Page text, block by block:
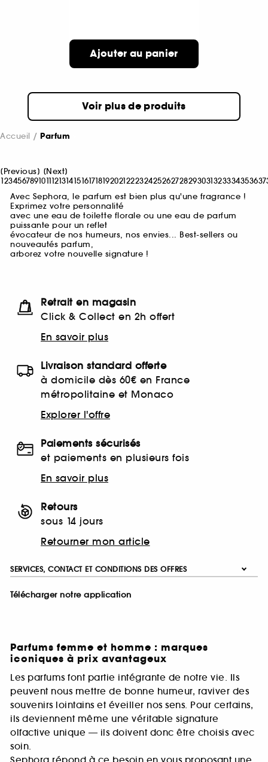
Ajouter au panier
Voir plus de produits
Accueil Parfum
[Previous] [Next]
12345678910111213141516171819202122232425262728293031323334353637
Avec Sephora, le parfum est bien plus qu'une fragrance !
Exprimez votre personnalité
avec une eau de toilette florale ou une eau de parfum
puissante pour un reflet
évocateur de nos humeurs, nos envies... Best-sellers ou
nouveautés parfum,
arborez votre nouvelle signature !
Retrait en magasin
Click & Collect en 2h offert
En savoir plus
Livraison standard offerte
à domicile dès 60€ en France
métropolitaine et Monaco
Explorer l'offre
Paiements sécurisés
et paiements en plusieurs fois
En savoir plus
Retours
sous 14 jours
Retourner mon article
SERVICES, CONTACT ET CONDITIONS DES OFFRES
Télécharger notre application
Parfums femme et homme : marques
iconiques à prix avantageux
Les parfums font partie intégrante de notre vie. Ils
peuvent nous mettre de bonne humeur, raviver des
souvenirs lointains et éveiller nos sens. Pour certains,
ils deviennent même une véritable signature
olfactive unique — ils doivent donc être choisis avec
soin.